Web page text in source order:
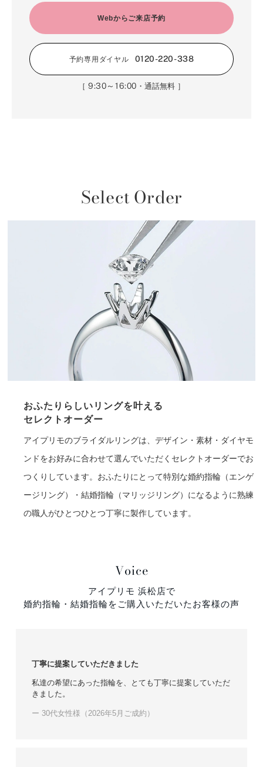
Webからご来店予約
予約専用ダイヤル 0120-220-338
［9:30～16:00 ・通話無料 ］
Select Order
おふたりらしいリングを叶える
セレクトオーダー
アイプリモのブライダルリングは、デザイン・素材・ダイヤモ
ンドをお好みに合わせて選んでいただくセレクトオーダーでお
つくりしています。おふたりにとって特別な婚約指輪（エンゲ
ージリング）・結婚指輪（マリッジリング）になるように熟練
の職人がひとつひとつ丁寧に製作しています。
Voice
アイプリモ 浜松店で
婚約指輪・結婚指輪をご購入いただいたお客様の声
丁寧に提案していただきました
私達の希望にあった指輪を、とても丁寧に提案していただ
きました。
ー 30代女性様（2026年5月ご成約）